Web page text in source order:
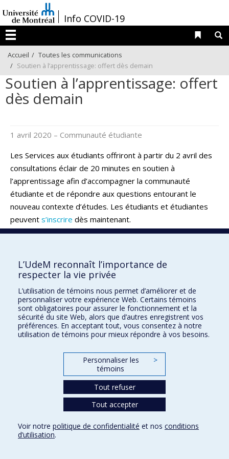
au
contenu
/Info COVID-19
Menu
Liens
Accueil
Toutes les communications
Soutien à l’apprentissage: offert dès demain
Soutien à l’apprentissage: offert
dès demain
1 avril 2020 – Communauté étudiante
Les Services aux étudiants offriront à partir du 2 avril des
consultations éclair de 20 minutes en soutien à
l’apprentissage afin d’accompagner la communauté
étudiante et de répondre aux questions entourant le
nouveau contexte d’études. Les étudiants et étudiantes
peuvent s’inscrire dès maintenant.
Toutes les communications
Info COVID-19
Conditions d’utilisation
L’UdeM reconnaît l’importance de
respecter la vie privée
L’utilisation de témoins nous permet d’améliorer et de
personnaliser votre expérience Web. Certains témoins
sont obligatoires pour assurer le fonctionnement et la
sécurité du site Web, alors que d’autres enregistrent vos
préférences. En acceptant tout, vous consentez à notre
utilisation de témoins pour mieux répondre à vos besoins.
Personnaliser les
témoins
>
Tout refuser
Tout accepter
Voir notre politique de confidentialité et nos conditions
d’utilisation.